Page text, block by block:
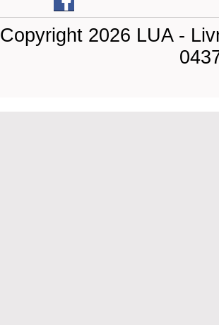
Copyright 2026 LUA -